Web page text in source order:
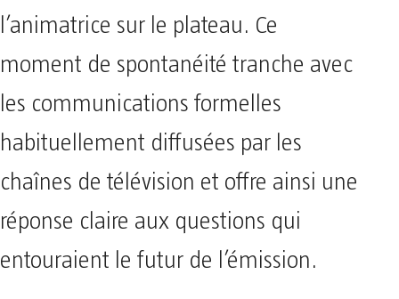
l’animatrice sur le plateau. Ce
moment de spontanéité tranche avec
les communications formelles
habituellement diffusées par les
chaînes de télévision et offre ainsi une
réponse claire aux questions qui
entouraient le futur de l’émission.